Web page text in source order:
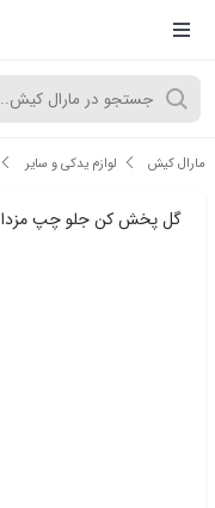
مارال کیش لوازم یدکی و سایر
گل پخش کن جلو چپ مزدا 3